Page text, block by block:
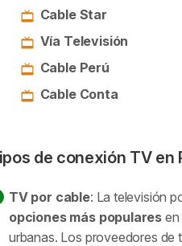
Cable Star
Vía Televisión
Cable Perú
Cable Conta
de conexión TV en
TV por cable: La televisión
opciones más populares en
urbanas. Los proveedores de